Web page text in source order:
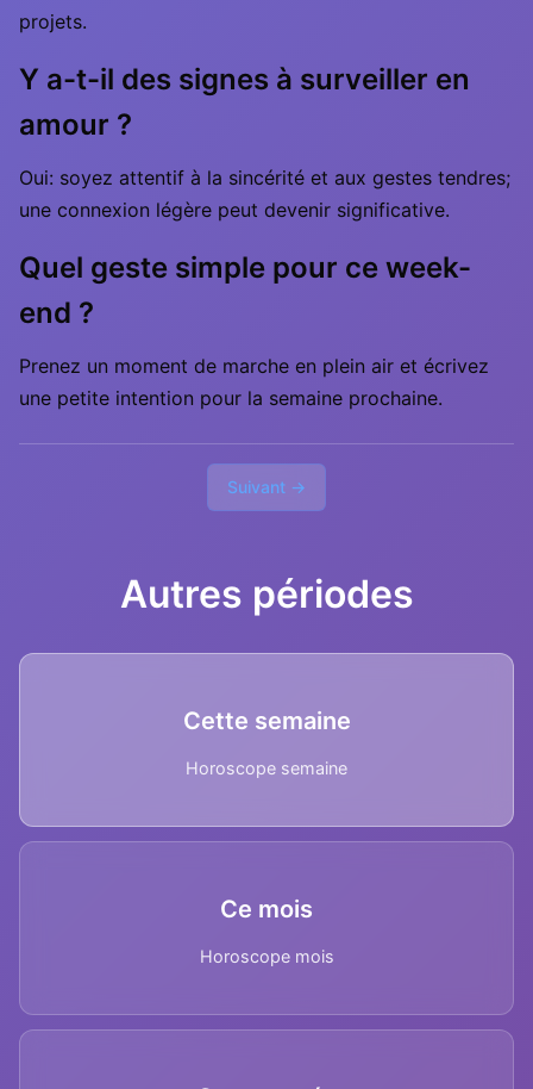
projets.
Y a-t-il des signes à surveiller en
amour ?
Oui: soyez attentif à la sincérité et aux gestes tendres;
une connexion légère peut devenir significative.
Quel geste simple pour ce week-
end ?
Prenez un moment de marche en plein air et écrivez
une petite intention pour la semaine prochaine.
Suivant →
Autres périodes
Cette semaine
Horoscope semaine
Ce mois
Horoscope mois